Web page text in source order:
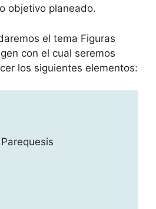
objetivo planeado.
el tema Figuras
con el cual seremos
los siguientes elementos: